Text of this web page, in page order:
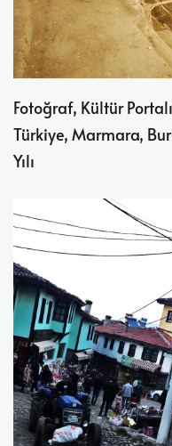
Fotoğraf, Kültür
Türkiye, Marmara,
Yılı